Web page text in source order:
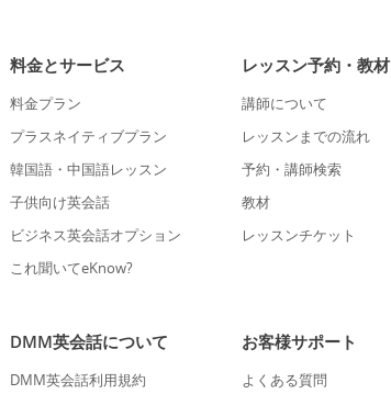
料金とサービス
料金プラン
プラスネイティブプラン
韓国語・中国語レッスン
子供向け英会話
ビジネス英会話オプション
これ聞いてeKnow?
レッスン予約・教材
講師について
レッスンまでの流れ
予約・講師検索
教材
レッスンチケット
DMM英会話について
DMM英会話利用規約
お客様サポート
よくある質問